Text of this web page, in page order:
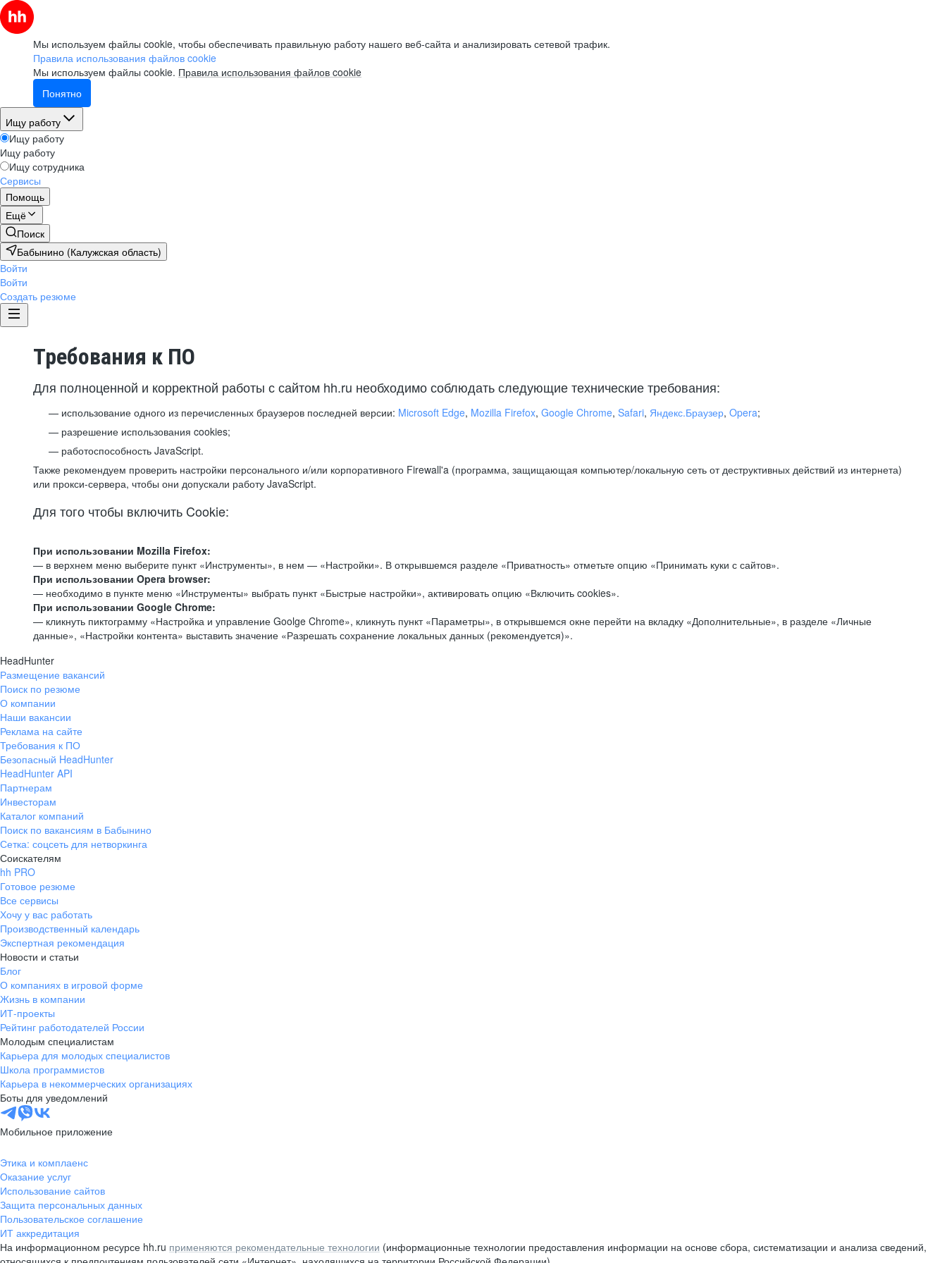
Мы используем файлы cookie, чтобы обеспечивать правильную работу нашего веб-сайта и анализировать сетевой трафик.
Правила использования файлов cookie
Мы используем файлы cookie. Правила использования файлов cookie
Понятно
Ищу работу
Ищу работу
Ищу работу
Ищу сотрудника
Сервисы
Помощь
Ещё
Поиск
Бабынино (Калужская область)
Войти
Войти
Создать резюме
Требования к ПО
Для полноценной и корректной работы с сайтом hh.ru необходимо соблюдать следующие технические требования:
использование одного из перечисленных браузеров последней версии: Microsoft Edge, Mozilla Firefox, Google Chrome, Safari, Яндекс.Браузер, Opera;
разрешение использования cookies;
работоспособность JavaScript.
Также рекомендуем проверить настройки персонального и/или корпоративного Firewall'a (программа, защищающая компьютер/локальную сеть от деструктивных действий из интернета)
или прокси-сервера, чтобы они допускали работу JavaScript.
Для того чтобы включить Cookie:
При использовании Mozilla Firefox:
— в верхнем меню выберите пункт «Инструменты», в нем — «Настройки». В открывшемся разделе «Приватность» отметьте опцию «Принимать куки с сайтов».
При использовании Opera browser:
— необходимо в пункте меню «Инструменты» выбрать пункт «Быстрые настройки», активировать опцию «Включить cookies».
При использовании Google Chrome:
— кликнуть пиктограмму «Настройка и управление Goolge Chrome», кликнуть пункт «Параметры», в открывшемся окне перейти на вкладку «Дополнительные», в разделе «Личные
данные», «Настройки контента» выставить значение «Разрешать сохранение локальных данных (рекомендуется)».
HeadHunter
Размещение вакансий
Поиск по резюме
О компании
Наши вакансии
Реклама на сайте
Требования к ПО
Безопасный HeadHunter
HeadHunter API
Партнерам
Инвесторам
Каталог компаний
Поиск по вакансиям в Бабынино
Сетка: соцсеть для нетворкинга
Соискателям
hh PRO
Готовое резюме
Все сервисы
Хочу у вас работать
Производственный календарь
Экспертная рекомендация
Новости и статьи
Блог
О компаниях в игровой форме
Жизнь в компании
ИТ-проекты
Рейтинг работодателей России
Молодым специалистам
Карьера для молодых специалистов
Школа программистов
Карьера в некоммерческих организациях
Боты для уведомлений
Мобильное приложение
Этика и комплаенс
Оказание услуг
Использование сайтов
Защита персональных данных
Пользовательское соглашение
ИТ аккредитация
На информационном ресурсе hh.ru применяются рекомендательные технологии (информационные технологии предоставления информации на основе сбора, систематизации и анализа сведений,